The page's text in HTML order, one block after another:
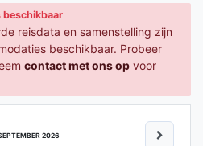
beschikbaar
reisdata en samenstelling zijn
beschikbaar. Probeer
contact met ons opvoor
2026